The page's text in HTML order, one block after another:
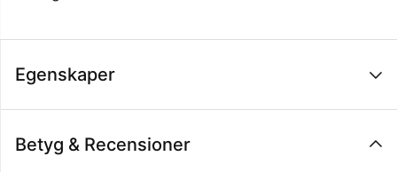
Egenskaper
Betyg & Recensioner